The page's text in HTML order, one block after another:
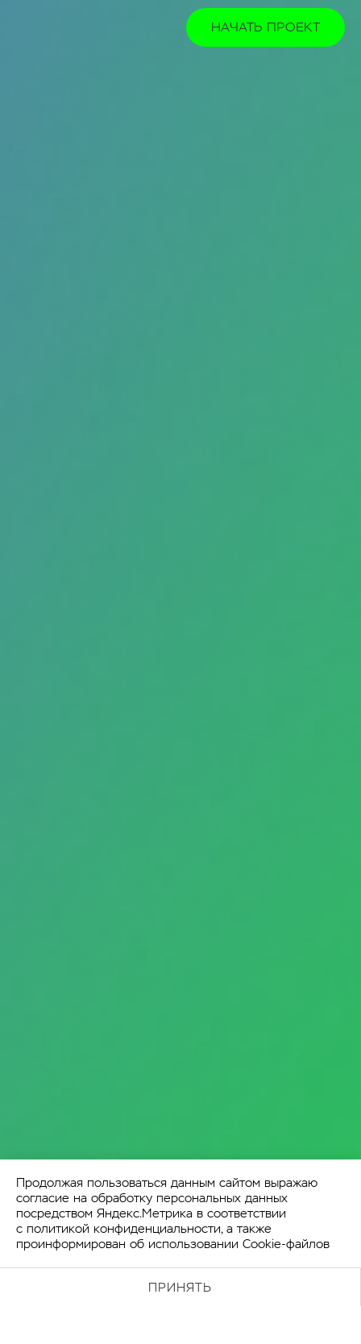
Продолжая пользоваться данным сайтом выражаю
согласие на обработку персональных данных
посредством Яндекс.Метрика в соответствии
с политикой конфиденциальности, а также
проинформирован об использовании Cookie-файлов
ПРИНЯТЬ
НАЧАТЬ ПРОЕКТ